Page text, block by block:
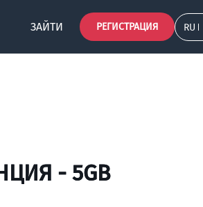
ЗАЙТИ РЕГИСТРАЦИЯ RU
- 5GB